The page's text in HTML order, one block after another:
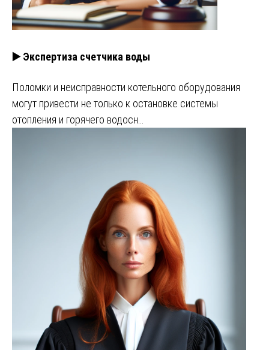
▶️ Экспертиза счетчика воды
Поломки и неисправности котельного оборудования
могут привести не только к остановке системы
отопления и горячего водосн…